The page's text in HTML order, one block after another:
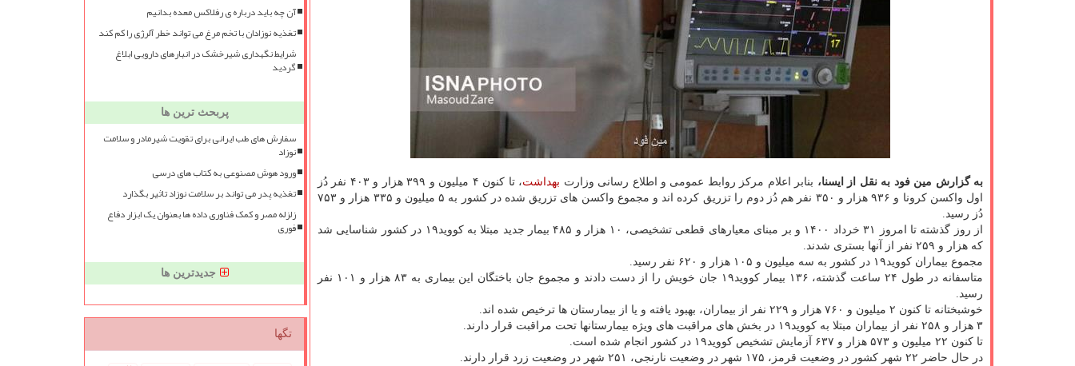
به گزارش مین فود به نقل از ایسنا، بنابر اعلام مرکز روابط عمومی و اطلاع رسانی وزارت بهداشت
، تا کنون ۴ میلیون و ۳۹۹ هزار و ۴۰۳ نفر دُز
اول واکسن کرونا و ۹۳۶ هزار و ۳۵۰ نفر هم دُز دوم را تزریق کرده اند و مجموع واکسن های تزریق شده در کشور به ۵ میلیون و ۳۳۵ هزار و ۷۵۳
دُز رسید.
از روز گذشته تا امروز ۳۱ خرداد ۱۴۰۰ و بر مبنای معیارهای قطعی تشخیصی، ۱۰ هزار و ۴۸۵ بیمار جدید مبتلا به کووید۱۹ در کشور شناسایی شد
که هزار و ۲۵۹ نفر از آنها بستری شدند.
مجموع بیماران کووید۱۹ در کشور به سه میلیون و ۱۰۵ هزار و ۶۲۰ نفر رسید.
متاسفانه در طول ۲۴ ساعت گذشته، ۱۳۶ بیمار کووید۱۹ جان خویش را از دست دادند و مجموع جان باختگان این بیماری به ۸۳ هزار و ۱۰۱ نفر
رسید.
خوشبختانه تا کنون ۲ میلیون و ۷۶۰ هزار و ۲۲۹ نفر از بیماران، بهبود یافته و یا از بیمارستان ها ترخیص شده اند.
۳ هزار و ۲۵۸ نفر از بیماران مبتلا به کووید۱۹ در بخش های مراقبت های ویژه بیمارستانها تحت مراقبت قرار دارند.
تا کنون ۲۲ میلیون و ۵۷۳ هزار و ۶۳۷ آزمایش تشخیص کووید۱۹ در کشور انجام شده است.
در حال حاضر ۲۲ شهر کشور در وضعیت قرمز، ۱۷۵ شهر در وضعیت نارنجی، ۲۵۱ شهر در وضعیت زرد قرار دارند.
آن چه باید درباره ی رفلاکس معده بدانیم
تغذیه نوزادان با تخم مرغ می تواند خطر آلرژی را کم کند
شرایط نگهداری شیرخشک در انبارهای دارویی ابلاغ
گردید
پربحث ترین ها
سفارش های طب ایرانی برای تقویت شیرمادر و سلامت
نوزاد
ورود هوش مصنوعی به کتاب های درسی
تغذیه پدر می تواند بر سلامت نوزاد تاثیر بگذارد
زلزله مصر و کمک فناوری داده ها بعنوان یک ابزار دفاع
فوری
جدیدترین ها
تگها